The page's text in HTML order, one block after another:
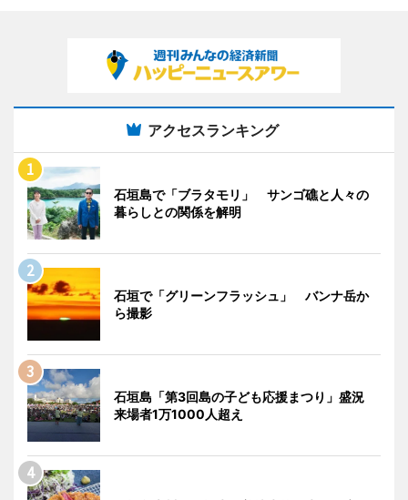
アクセスランキング
石垣島で「ブラタモリ」 サンゴ礁と人々の
暮らしとの関係を解明
石垣で「グリーンフラッシュ」 バンナ岳か
ら撮影
石垣島「第3回島の子ども応援まつり」盛況
来場者1万1000人超え